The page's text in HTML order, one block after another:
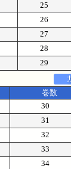
25
26
27
28
29
巻数
30
31
32
33
34